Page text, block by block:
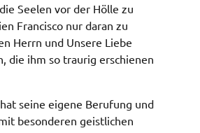
Seelen vor der Hölle zu
Francisco nur daran zu
Herrn und Unsere Liebe
die ihm so traurig erschienen
seine eigene Berufung und
besonderen geistlichen